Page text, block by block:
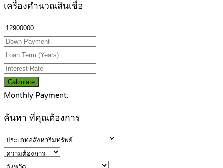
เครื่องคำนวณสินเชื่อ
Calculate
Monthly Payment:
ค้นหา ที่คุณต้องการ